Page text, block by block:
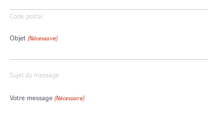
Code postal
Objet (Nécessaire)
Sujet du message
Votre message (Nécessaire)